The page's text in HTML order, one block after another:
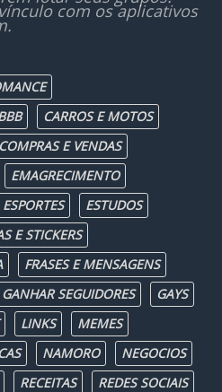
com os aplicativos
CARROS E MOTOS
COMPRAS E VENDAS
EMAGRECIMENTO
ESPORTES
ESTUDOS
E STICKERS
FRASES E MENSAGENS
GANHAR SEGUIDORES
GAYS
LINKS
MEMES
NAMORO
NEGOCIOS
RECEITAS
REDES SOCIAIS